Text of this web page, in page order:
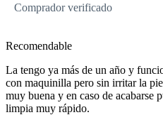
Comprador verificado
Recomendable
La tengo ya más de un año y
con maquinilla pero sin irritar la
muy buena y en caso de acabarse
limpia muy rápido.